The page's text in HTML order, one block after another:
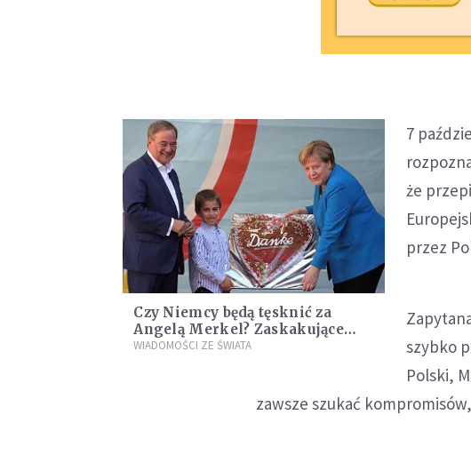
Czy Niemcy będą tęsknić za
Angelą Merkel? Zaskakujące
wyniki sondażu
WIADOMOŚCI ZE ŚWIATA
7
że
przez
szybko
Polski,
zawsze szukać